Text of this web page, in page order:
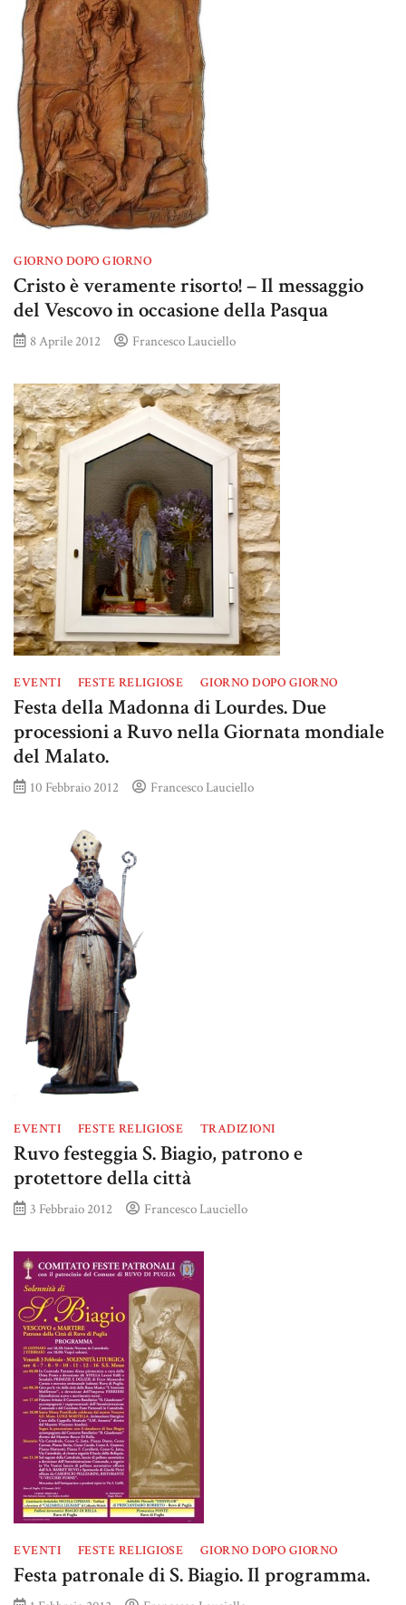
GIORNO DOPO GIORNO
Cristo è veramente risorto! – Il messaggio
del Vescovo in occasione della Pasqua
8 Aprile 2012 Francesco Lauciello
EVENTI FESTE RELIGIOSE GIORNO DOPO GIORNO
Festa della Madonna di Lourdes. Due
processioni a Ruvo nella Giornata mondiale
del Malato.
10 Febbraio 2012 Francesco Lauciello
EVENTI FESTE RELIGIOSE TRADIZIONI
Ruvo festeggia S. Biagio, patrono e
protettore della città
3 Febbraio 2012 Francesco Lauciello
EVENTI FESTE RELIGIOSE GIORNO DOPO GIORNO
Festa patronale di S. Biagio. Il programma.